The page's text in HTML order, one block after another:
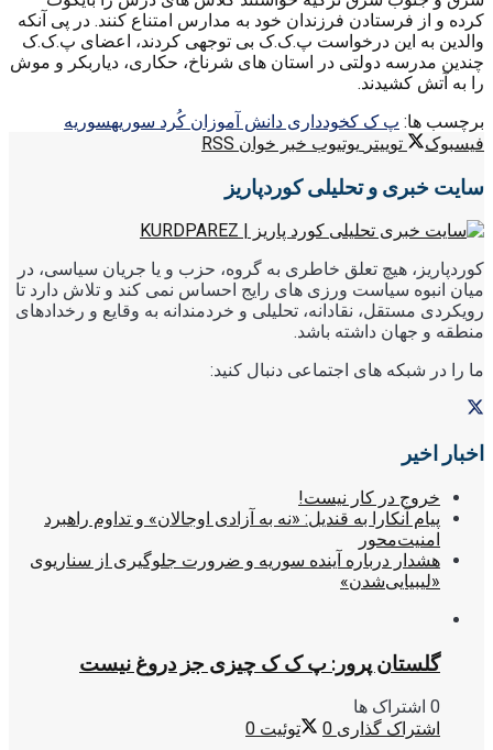
کرده و از فرستادن فرزندان خود به مدارس امتناع کنند. در پی آنکه
والدین به این درخواست پ.ک.ک بی توجهی کردند، اعضای پ.ک.ک
چندین مدرسه دولتی در استان های شرناخ، حکاری، دیاربکر و موش
را به آتش کشیدند.
برچسب ها: پ ک کخودداری دانش آموزان کُرد سوریهسوریه
فیسبوک
توییتر یوتیوب خبر خوان RSS
سایت خبری و تحلیلی کوردپاریز
کوردپاریز، هیچ تعلق خاطری به گروه، حزب و یا جریان سیاسی، در
میان انبوه سیاست ورزی های رایج احساس نمی کند و تلاش دارد تا
رویکردی مستقل، نقادانه، تحلیلی و خردمندانه به وقایع و رخدادهای
منطقه و جهان داشته باشد.
ما را در شبکه های اجتماعی دنبال کنید:
اخبار اخیر
خروج در کار نیست!
پیام آنکارا به قندیل: «نه به آزادی اوجالان» و تداوم راهبرد
امنیت‌محور
هشدار درباره آینده سوریه و ضرورت جلوگیری از سناریوی
«لیبیایی‌شدن»
گلستان پرور: پ ک ک چیزی جز دروغ نیست
0 اشتراک ها
اشتراک گذاری 0 توئیت 0